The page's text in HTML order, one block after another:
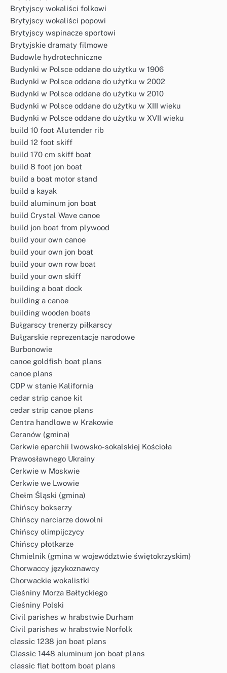
Brytyjscy wokaliści folkowi
Brytyjscy wokaliści popowi
Brytyjscy wspinacze sportowi
Brytyjskie dramaty filmowe
Budowle hydrotechniczne
Budynki w Polsce oddane do użytku w 1906
Budynki w Polsce oddane do użytku w 2002
Budynki w Polsce oddane do użytku w 2010
Budynki w Polsce oddane do użytku w XIII wieku
Budynki w Polsce oddane do użytku w XVII wieku
build 10 foot Alutender rib
build 12 foot skiff
build 170 cm skiff boat
build 8 foot jon boat
build a boat motor stand
build a kayak
build aluminum jon boat
build Crystal Wave canoe
build jon boat from plywood
build your own canoe
build your own jon boat
build your own row boat
build your own skiff
building a boat dock
building a canoe
building wooden boats
Bułgarscy trenerzy piłkarscy
Bułgarskie reprezentacje narodowe
Burbonowie
canoe goldfish boat plans
canoe plans
CDP w stanie Kalifornia
cedar strip canoe kit
cedar strip canoe plans
Centra handlowe w Krakowie
Ceranów (gmina)
Cerkwie eparchii lwowsko-sokalskiej Kościoła
Prawosławnego Ukrainy
Cerkwie w Moskwie
Cerkwie we Lwowie
Chełm Śląski (gmina)
Chińscy bokserzy
Chińscy narciarze dowolni
Chińscy olimpijczycy
Chińscy płotkarze
Chmielnik (gmina w województwie świętokrzyskim)
Chorwaccy językoznawcy
Chorwackie wokalistki
Cieśniny Morza Bałtyckiego
Cieśniny Polski
Civil parishes w hrabstwie Durham
Civil parishes w hrabstwie Norfolk
classic 1238 jon boat plans
Classic 1448 aluminum jon boat plans
classic flat bottom boat plans